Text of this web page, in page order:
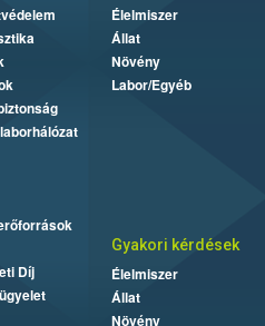
Díj
Élelmiszer
Állat
Növény
Labor/Egyéb
Gyakori kérdések
Élelmiszer
Állat
Növény